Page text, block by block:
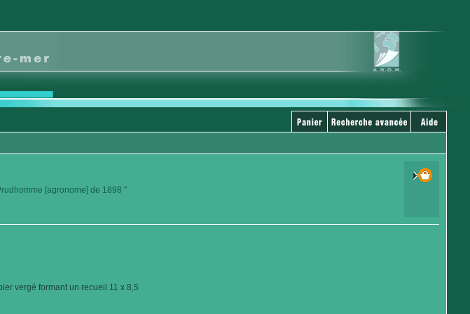
[agronome] de 1898 "
vergé formant un recueil 11 x 8,5